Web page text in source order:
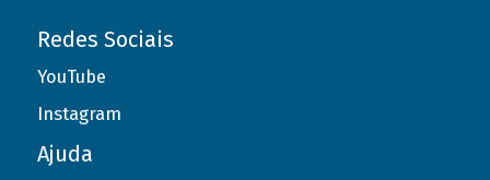
Redes Sociais
YouTube
Instagram
Ajuda